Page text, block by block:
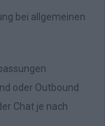
bei allgemeinen
oder Outbound
Chat je nach